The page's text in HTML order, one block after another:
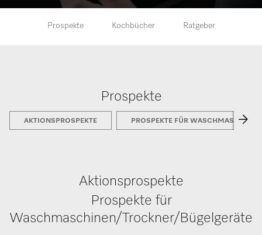
Prospekte Kochbücher Ratgeber
Prospekte
AKTIONSPROSPEKTE PROSPEKTE FÜR
Aktionsprospekte
Prospekte für
Waschmaschinen/Trockner/Bügelgeräte